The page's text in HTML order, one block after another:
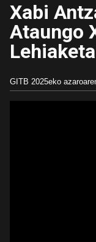
Xabi
Ataungo
Lehiaketa
GITB 2025eko